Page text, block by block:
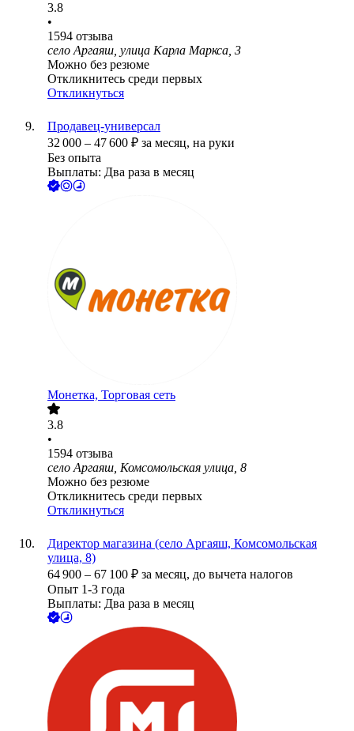
3.8
•
1594 отзыва
село Аргаяш, улица Карла Маркса, 3
Можно без резюме
Откликнитесь среди первых
Откликнуться
Продавец-универсал
32 000 – 47 600 ₽ за месяц, на руки
Без опыта
Выплаты: Два раза в месяц
Монетка, Торговая сеть
3.8
•
1594 отзыва
село Аргаяш, Комсомольская улица, 8
Можно без резюме
Откликнитесь среди первых
Откликнуться
Директор магазина (село Аргаяш, Комсомольская
улица, 8)
64 900 – 67 100 ₽ за месяц, до вычета налогов
Опыт 1-3 года
Выплаты: Два раза в месяц